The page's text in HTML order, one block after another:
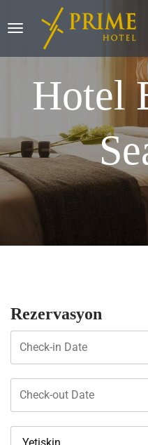
Hotel
Rezervasyon